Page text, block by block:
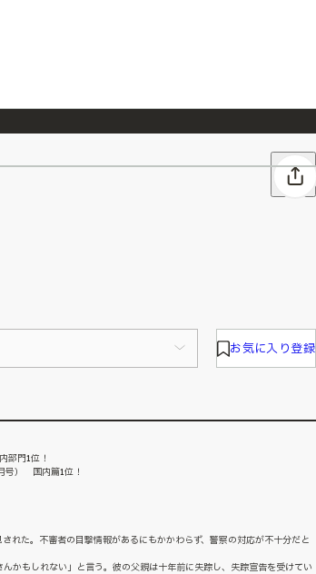
『ONE PIECE magazine 021 ONE PIECEカード付き同梱版』発売延期のご案内
お気に入り登録
部門1位！
号） 国内篇1位！
れた。不審者の目撃情報があるにもかかわらず、警察の対応が不十分だと
かもしれない」と言う。彼の父親は十年前に失踪し、失踪宣告を受けてい